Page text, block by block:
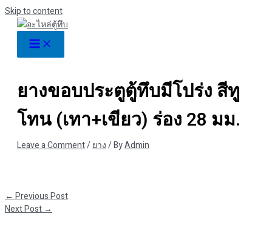
Skip to content
ยางขอบประตูตู้ทึบมีโปร่ง สีทู
โทน (เทา+เขียว) ร่อง 28 มม.
Leave a Comment/ยาง/ ByAdmin
← Previous Post
Next Post →